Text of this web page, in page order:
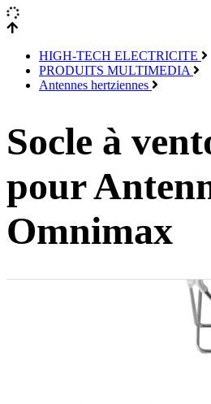
HIGH-TECH ELECTRICITE
PRODUITS MULTIMEDIA
Antennes hertziennes
Socle à
pour
Omnimax